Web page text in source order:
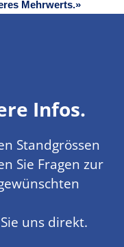
Mehrwerts.»
Infos.
Standgrössen
Sie Fragen zur
uns direkt.